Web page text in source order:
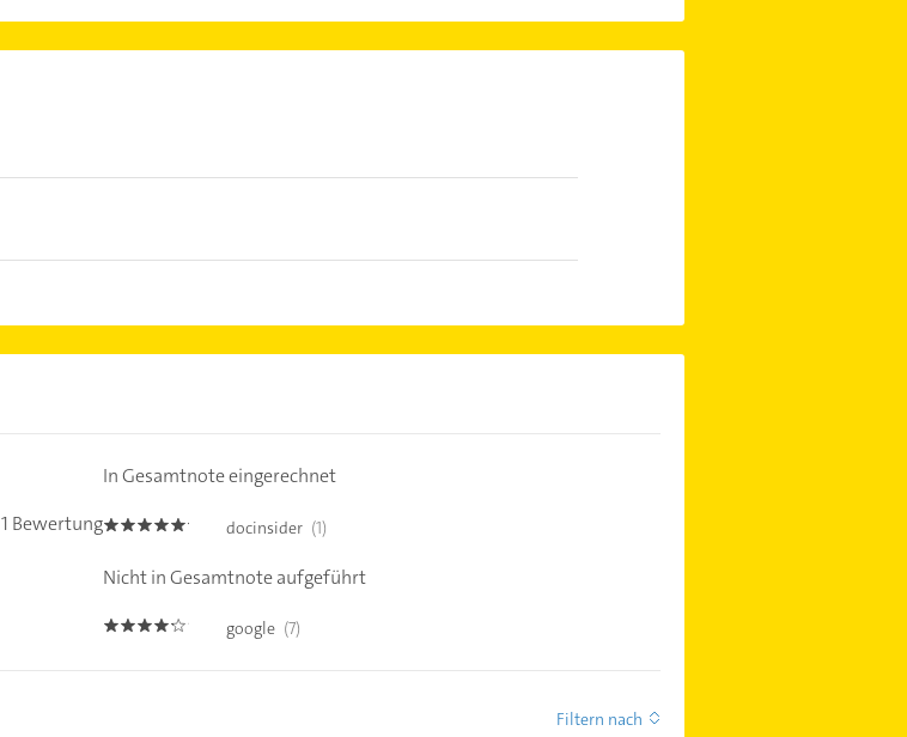
1 Bewertung
In Gesamtnote eingerechnet
5.0 docinsider (1)
Nicht in Gesamtnote aufgeführt
4.1 google (7)
Filtern nach